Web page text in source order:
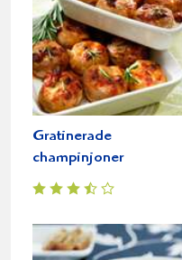
Gratinerade
champinjoner